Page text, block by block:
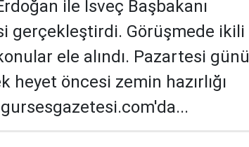
ile İsveç Başbakanı
gerçekleştirdi. Görüşmede ikili
ele alındı. Pazartesi günü
heyet öncesi zemin hazırlığı